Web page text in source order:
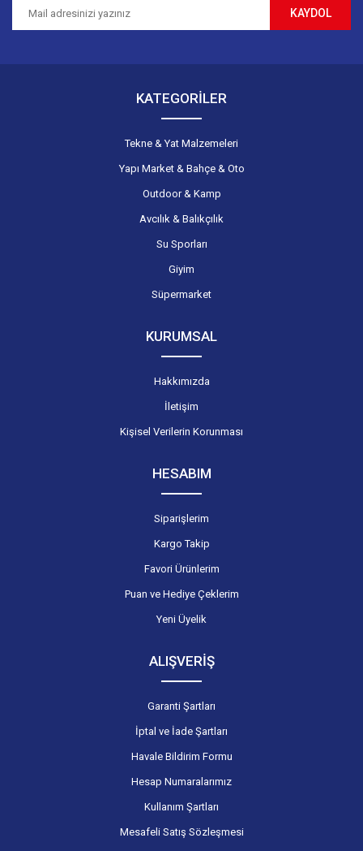
KAYDOL
KATEGORİLER
Tekne & Yat Malzemeleri
Yapı Market & Bahçe & Oto
Outdoor & Kamp
Avcılık & Balıkçılık
Su Sporları
Giyim
Süpermarket
KURUMSAL
Hakkımızda
İletişim
Kişisel Verilerin Korunması
HESABIM
Siparişlerim
Kargo Takip
Favori Ürünlerim
Puan ve Hediye Çeklerim
Yeni Üyelik
ALIŞVERİŞ
Garanti Şartları
İptal ve İade Şartları
Havale Bildirim Formu
Hesap Numaralarımız
Kullanım Şartları
Mesafeli Satış Sözleşmesi